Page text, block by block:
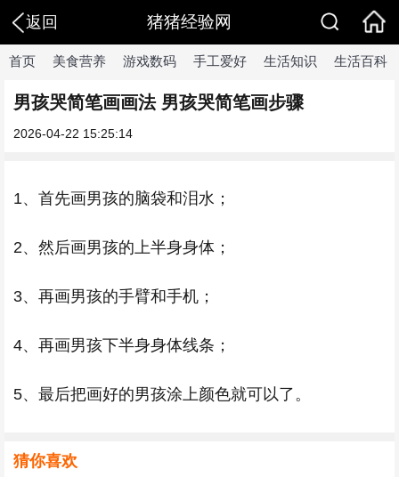
返回 猪猪经验网
首页 美食营养 游戏数码 手工爱好 生活知识 生活百科
男孩哭简笔画画法 男孩哭简笔画步骤
2026-04-22 15:25:14
1、首先画男孩的脑袋和泪水；
2、然后画男孩的上半身身体；
3、再画男孩的手臂和手机；
4、再画男孩下半身身体线条；
5、最后把画好的男孩涂上颜色就可以了。
猜你喜欢